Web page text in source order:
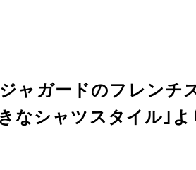
ャガードのフレンチ
なシャツスタイル｣よ